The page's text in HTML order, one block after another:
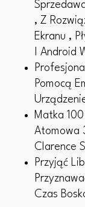
, Z
Ekranu ,
I Android
Pomocą
Matka
Atomowa
Clarence
Przyjąć
Czas